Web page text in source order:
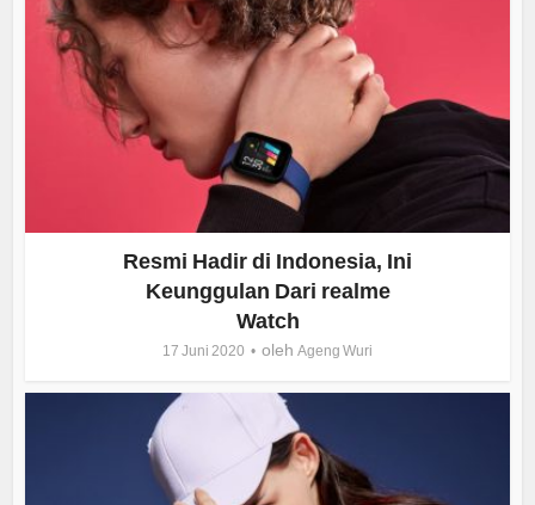
Resmi Hadir di Indonesia, Ini
Keunggulan Dari realme
Watch
17 Juni 2020 oleh Ageng Wuri